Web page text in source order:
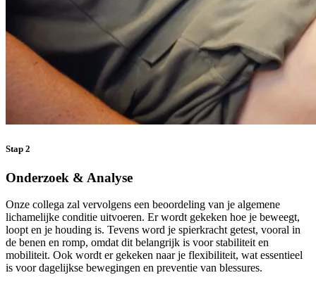
Stap 2
Onderzoek & Analyse
Onze collega zal vervolgens een beoordeling van je algemene
lichamelijke conditie uitvoeren. Er wordt gekeken hoe je beweegt,
loopt en je houding is. Tevens word je spierkracht getest, vooral in
de benen en romp, omdat dit belangrijk is voor stabiliteit en
mobiliteit. Ook wordt er gekeken naar je flexibiliteit, wat essentieel
is voor dagelijkse bewegingen en preventie van blessures.